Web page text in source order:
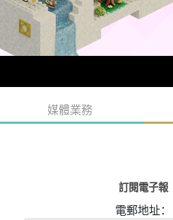
媒體業務
訂閱電子報
電郵地址：